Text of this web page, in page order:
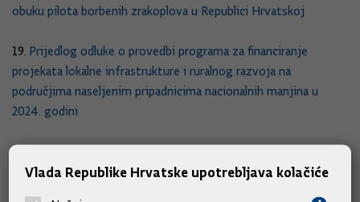
obuku pilota borbenih zrakoplova u Republici Hrvatskoj
19. Prijedlog odluke o provedbi programa za financiranje
projekata lokalne infrastrukture i ruralnog razvoja na
područjima naseljenim pripadnicima nacionalnih manjina u
2024. godini
20.
prometne povezanosti Grada Mostara
Vlada Republike Hrvatske upotrebljava kolačiće